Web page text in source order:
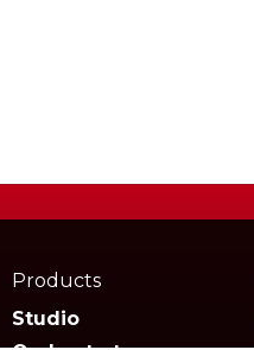
Products
Studio